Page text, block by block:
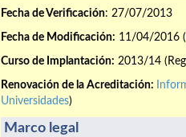
Fecha de Verificación: 27/07/2013
Fecha de Modificación: 11/04/2016 (
Curso de Implantación: 2013/14
Renovación de la Acreditación:
Universidades)
Marco legal